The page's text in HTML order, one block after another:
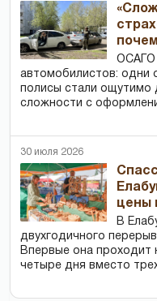
ОСАГО
автомобилистов: одни
полисы стали ощутимо
сложности с
30 июля 2026
цены
В
двухгодичного
Впервые она проходит
четыре дня вместо